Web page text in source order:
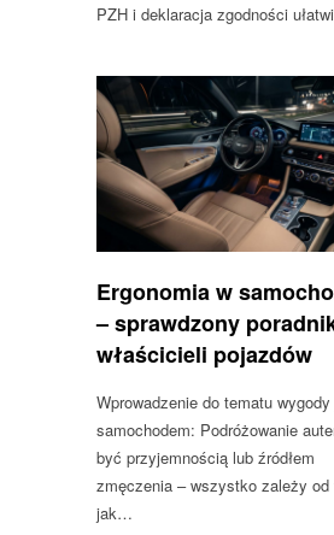
PZH i deklaracja zgodności
Ergonomia w
– sprawdzony
właścicieli pojazdów
Wprowadzenie do tematu
samochodem: Podróżowanie
być przyjemnością lub źródłem
zmęczenia – wszystko zależy od
jak…